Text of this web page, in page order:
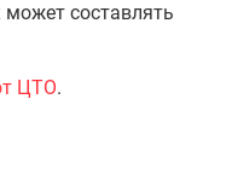
может составлять
ЦТО.